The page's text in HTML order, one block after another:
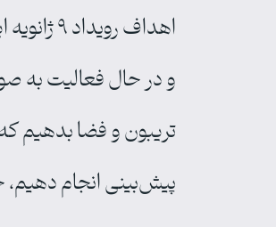
اهداف
و در حال فعالیت به
تریبون و فضا بدهیم
پیش‌بینی انجام